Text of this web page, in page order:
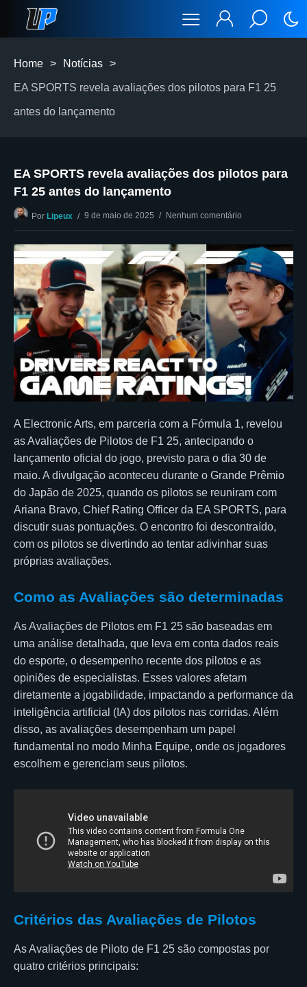
Home > Notícias >
EA SPORTS revela avaliações dos pilotos para F1 25
antes do lançamento
EA SPORTS revela avaliações dos pilotos para
F1 25 antes do lançamento
Por Lipeux 9 de maio de 2025 Nenhum comentário
A Electronic Arts, em parceria com a Fórmula 1, revelou
as Avaliações de Pilotos de F1 25, antecipando o
lançamento oficial do jogo, previsto para o dia 30 de
maio. A divulgação aconteceu durante o Grande Prêmio
do Japão de 2025, quando os pilotos se reuniram com
Ariana Bravo, Chief Rating Officer da EA SPORTS, para
discutir suas pontuações. O encontro foi descontraído,
com os pilotos se divertindo ao tentar adivinhar suas
próprias avaliações.
Como as Avaliações são determinadas
As Avaliações de Pilotos em F1 25 são baseadas em
uma análise detalhada, que leva em conta dados reais
do esporte, o desempenho recente dos pilotos e as
opiniões de especialistas. Esses valores afetam
diretamente a jogabilidade, impactando a performance da
inteligência artificial (IA) dos pilotos nas corridas. Além
disso, as avaliações desempenham um papel
fundamental no modo Minha Equipe, onde os jogadores
escolhem e gerenciam seus pilotos.
Critérios das Avaliações de Pilotos
As Avaliações de Piloto de F1 25 são compostas por
quatro critérios principais: